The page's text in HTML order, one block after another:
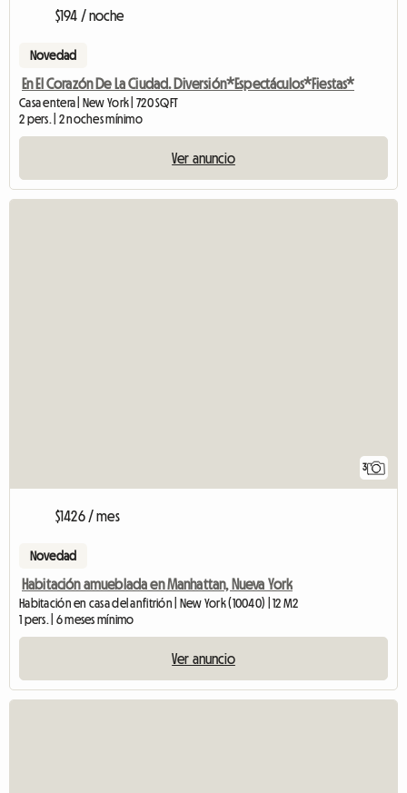
$194 / noche
Novedad
En El Corazón De La Ciudad. Diversión*Espectáculos*Fiestas*
Casa entera | New York | 720 SQFT
2 pers. | 2 noches mínimo
Ver anuncio
3
$1426 / mes
Novedad
Habitación amueblada en Manhattan, Nueva York
Habitación en casa del anfitrión | New York (10040) | 12 M2
1 pers. | 6 meses mínimo
Ver anuncio